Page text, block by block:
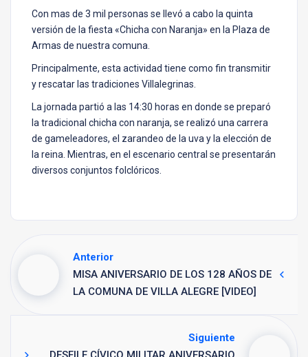
Con mas de 3 mil personas se llevó a cabo la quinta
versión de la fiesta «Chicha con Naranja» en la Plaza de
Armas de nuestra comuna.
Principalmente, esta actividad tiene como fin transmitir
y rescatar las tradiciones Villalegrinas.
La jornada partió a las 14:30 horas en donde se preparó
la tradicional chicha con naranja, se realizó una carrera
de gameleadores, el zarandeo de la uva y la elección de
la reina. Mientras, en el escenario central se presentarán
diversos conjuntos folclóricos.
Anterior
MISA ANIVERSARIO DE LOS 128 AÑOS DE
LA COMUNA DE VILLA ALEGRE [VIDEO]
Siguiente